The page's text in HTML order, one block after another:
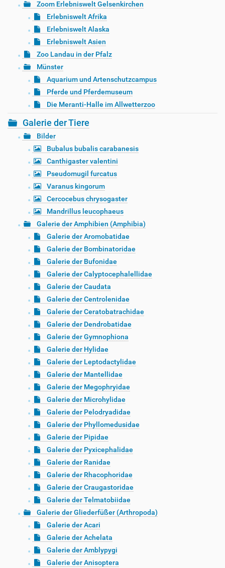
Zoom Erlebniswelt Gelsenkirchen
Erlebniswelt Afrika
Erlebniswelt Alaska
Erlebniswelt Asien
Zoo Landau in der Pfalz
Münster
Aquarium und Artenschutzcampus
Pferde und Pferdemuseum
Die Meranti-Halle im Allwetterzoo
Galerie der Tiere
Bilder
Bubalus bubalis carabanesis
Canthigaster valentini
Pseudomugil furcatus
Varanus kingorum
Cercocebus chrysogaster
Mandrillus leucophaeus
Galerie der Amphibien (Amphibia)
Galerie der Aromobatidae
Galerie der Bombinatoridae
Galerie der Bufonidae
Galerie der Calyptocephalellidae
Galerie der Caudata
Galerie der Centrolenidae
Galerie der Ceratobatrachidae
Galerie der Dendrobatidae
Galerie der Gymnophiona
Galerie der Hylidae
Galerie der Leptodactylidae
Galerie der Mantellidae
Galerie der Megophryidae
Galerie der Microhylidae
Galerie der Pelodryadidae
Galerie der Phyllomedusidae
Galerie der Pipidae
Galerie der Pyxicephalidae
Galerie der Ranidae
Galerie der Rhacophoridae
Galerie der Craugastoridae
Galerie der Telmatobiidae
Galerie der Gliederfüßer (Arthropoda)
Galerie der Acari
Galerie der Achelata
Galerie der Amblypygi
Galerie der Anisoptera